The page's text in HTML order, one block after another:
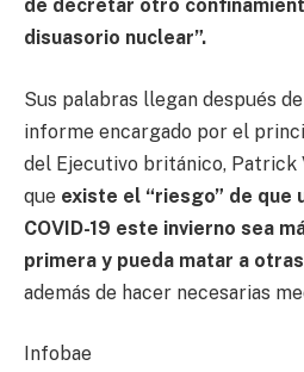
de decretar otro
disuasorio nuclear”.
Sus palabras llegan después
informe encargado por el
del Ejecutivo británico, Patrick
que existe el “riesgo” de que
COVID-19 este invierno sea
primera y pueda matar a
además de hacer necesarias
Infobae